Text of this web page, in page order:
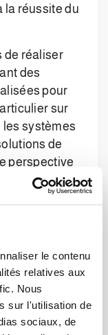
le contenu
relatives aux
Nous
sur l'utilisation de
sociaux, de
la réussite du
de réaliser
des
pour
sur
systèmes
de
perspective
» avec le
la
logistique.
donc
à
des